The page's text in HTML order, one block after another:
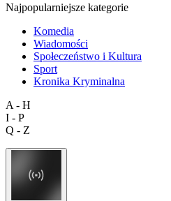
Najpopularniejsze kategorie
Komedia
Wiadomości
Społeczeństwo i Kultura
Sport
Kronika Kryminalna
A - H
I - P
Q - Z